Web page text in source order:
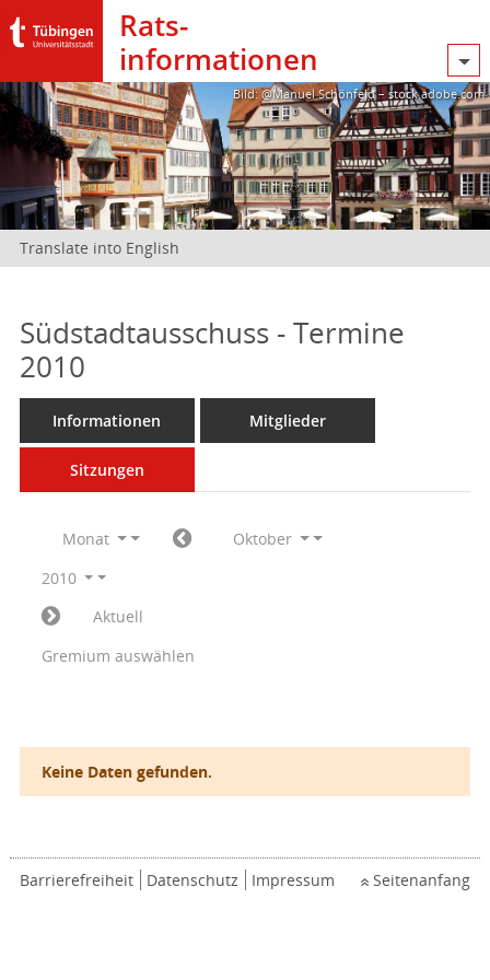
Rats­
informationen
Bild: @Manuel Schönfeld – stock.adobe.com
Translate into English
Südstadtausschuss - Termine
2010
Informationen Mitglieder
Sitzungen
Monat
Oktober
2010
Aktuell
Gremium auswählen
Keine Daten gefunden.
Barrierefreiheit Datenschutz Impressum Seitenanfang